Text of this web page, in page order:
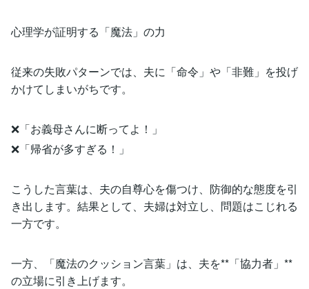
心理学が証明する「魔法」の力
従来の失敗パターンでは、夫に「命令」や「非難」を投げ
かけてしまいがちです。
❌「お義母さんに断ってよ！」
❌「帰省が多すぎる！」
こうした言葉は、夫の自尊心を傷つけ、防御的な態度を引
き出します。結果として、夫婦は対立し、問題はこじれる
一方です。
一方、「魔法のクッション言葉」は、夫を**「協力者」**
の立場に引き上げます。